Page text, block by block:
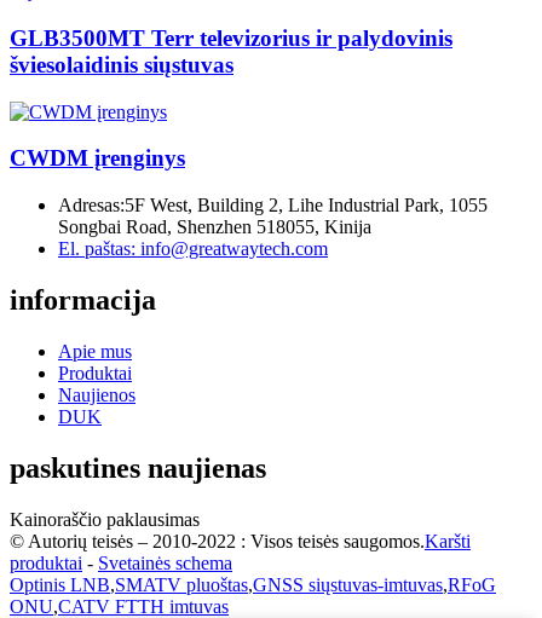
GLB3500MT Terr televizorius ir palydovinis
šviesolaidinis siųstuvas
CWDM įrenginys
Adresas:5F West, Building 2, Lihe Industrial Park, 1055
Songbai Road, Shenzhen 518055, Kinija
El. paštas: info@greatwaytech.com
informacija
Apie mus
Produktai
Naujienos
DUK
paskutines naujienas
Kainoraščio paklausimas
© Autorių teisės – 2010-2022 : Visos teisės saugomos.Karšti
produktai - Svetainės schema
Optinis LNB,SMATV pluoštas,GNSS siųstuvas-imtuvas,RFoG
ONU,CATV FTTH imtuvas